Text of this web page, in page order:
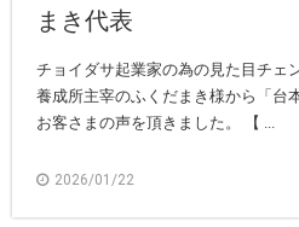
まき代表
チョイダサ起業家の為の見た目チェ
養成所主宰のふくだまき様から「
お客さまの声を頂きました。 【 ...
2026/01/22